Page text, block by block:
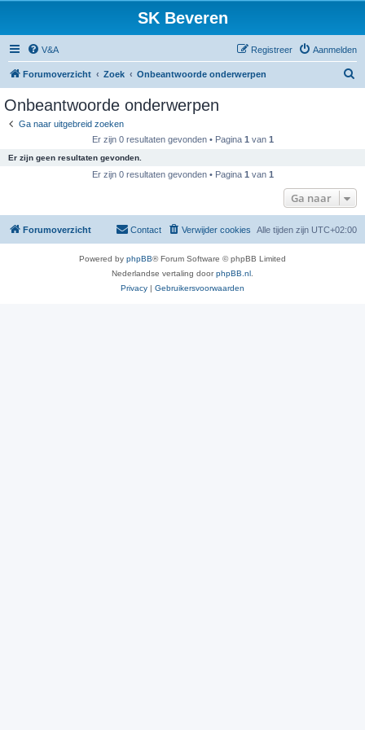
SK Beveren
V&A Aanmelden
Registreer
Forumoverzicht Zoek Onbeantwoorde onderwerpen
Onbeantwoorde onderwerpen
Ga naar uitgebreid zoeken
Er zijn 0 resultaten gevonden • Pagina 1 van 1
Er zijn geen resultaten gevonden.
Er zijn 0 resultaten gevonden • Pagina 1 van 1
Ga naar
Forumoverzicht Alle tijden zijn UTC+02:00
Verwijder cookies
Contact
Powered by phpBB® Forum Software © phpBB Limited
Nederlandse vertaling doorphpBB.nl
Privacy | Gebruikersvoorwaarden